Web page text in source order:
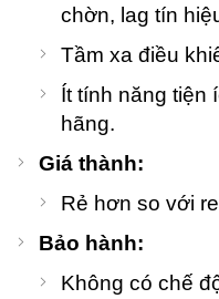
chờn, lag tín
Tầm xa điều
Ít tính năng tiện
hãng.
Giá thành:
Rẻ hơn so với
Bảo hành:
Không có chế